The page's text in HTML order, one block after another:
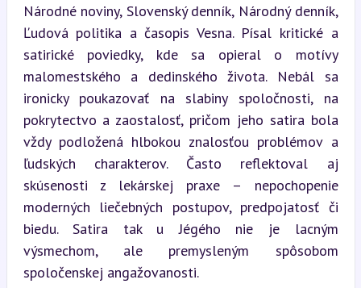
Národné noviny, Slovenský denník, Národný denník,
Ľudová politika a časopis Vesna. Písal kritické a
satirické poviedky, kde sa opieral o motívy
malomestského a dedinského života. Nebál sa
ironicky poukazovať na slabiny spoločnosti, na
pokrytectvo a zaostalosť, pričom jeho satira bola
vždy podložená hlbokou znalosťou problémov a
ľudských charakterov. Často reflektoval aj
skúsenosti z lekárskej praxe – nepochopenie
moderných liečebných postupov, predpojatosť či
biedu. Satira tak u Jégého nie je lacným
výsmechom, ale premysleným spôsobom
spoločenskej angažovanosti.